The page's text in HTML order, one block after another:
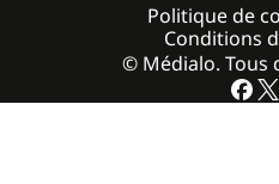
© Médialo. Tous
Politique de
Conditions